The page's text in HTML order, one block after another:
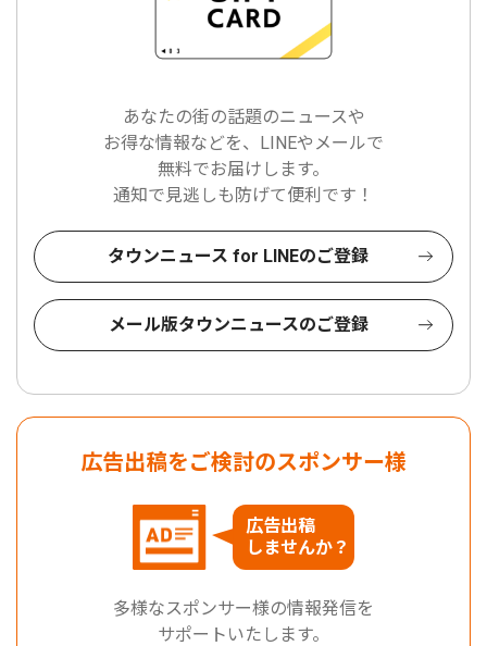
あなたの街の話題のニュースや
お得な情報などを、LINEやメールで
無料でお届けします。
通知で見逃しも防げて便利です！
タウンニュース for LINEのご登録
メール版タウンニュースのご登録
広告出稿をご検討のスポンサー様
広告出稿
しませんか？
多様なスポンサー様の情報発信を
サポートいたします。